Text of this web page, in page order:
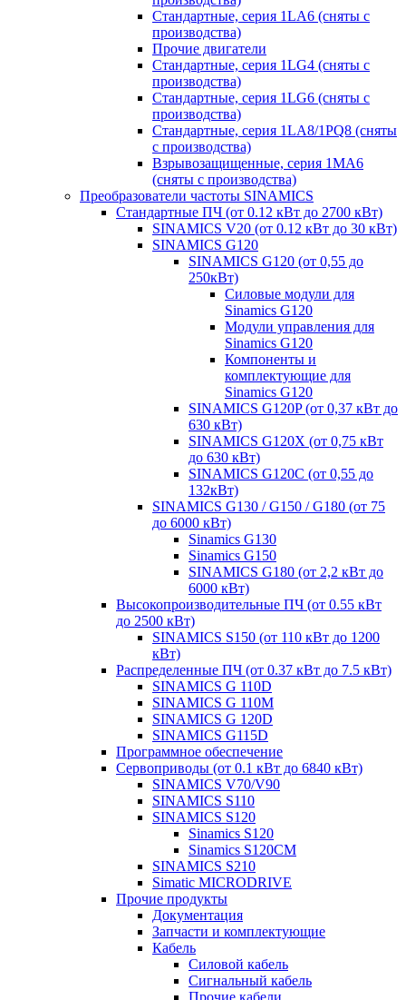
Стандартные, серия 1LA6 (сняты с
производства)
Прочие двигатели
Стандартные, серия 1LG4 (сняты с
производства)
Стандартные, серия 1LG6 (сняты с
производства)
Стандартные, серия 1LA8/1PQ8 (сняты
с производства)
Взрывозащищенные, серия 1MA6
(сняты с производства)
Преобразователи частоты SINAMICS
Стандартные ПЧ (от 0.12 кВт до 2700 кВт)
SINAMICS V20 (от 0.12 кВт до 30 кВт)
SINAMICS G120
SINAMICS G120 (от 0,55 до
250кВт)
Силовые модули для
Sinamics G120
Модули управления для
Sinamics G120
Компоненты и
комплектующие для
Sinamics G120
SINAMICS G120P (от 0,37 кВт до
630 кВт)
SINAMICS G120X (от 0,75 кВт
до 630 кВт)
SINAMICS G120C (от 0,55 до
132кВт)
SINAMICS G130 / G150 / G180 (от 75
до 6000 кВт)
Sinamics G130
Sinamics G150
SINAMICS G180 (от 2,2 кВт до
6000 кВт)
Высокопроизводительные ПЧ (от 0.55 кВт
до 2500 кВт)
SINAMICS S150 (от 110 кВт до 1200
кВт)
Распределенные ПЧ (от 0.37 кВт до 7.5 кВт)
SINAMICS G 110D
SINAMICS G 110M
SINAMICS G 120D
SINAMICS G115D
Программное обеспечение
Сервоприводы (от 0.1 кВт до 6840 кВт)
SINAMICS V70/V90
SINAMICS S110
SINAMICS S120
Sinamics S120
Sinamics S120CM
SINAMICS S210
Simatic MICRODRIVE
Прочие продукты
Документация
Запчасти и комплектующие
Кабель
Силовой кабель
Сигнальный кабель
Прочие кабели